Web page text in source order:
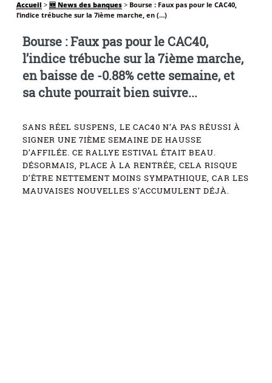
Accueil > 🆕 News des banques> Bourse : Faux pas pour le CAC40,
l’indice trébuche sur la 7ième marche, en (…)
Bourse : Faux pas pour le CAC40,
l’indice trébuche sur la 7ième marche,
en baisse de -0.88% cette semaine, et
sa chute pourrait bien suivre...
SANS RÉEL SUSPENS, LE CAC40 N’A PAS RÉUSSI À
SIGNER UNE 7IÈME SEMAINE DE HAUSSE
D’AFFILÉE. CE RALLYE ESTIVAL ÉTAIT BEAU.
DÉSORMAIS, PLACE À LA RENTRÉE, CELA RISQUE
D’ÊTRE NETTEMENT MOINS SYMPATHIQUE, CAR LES
MAUVAISES NOUVELLES S’ACCUMULENT DÉJÀ.